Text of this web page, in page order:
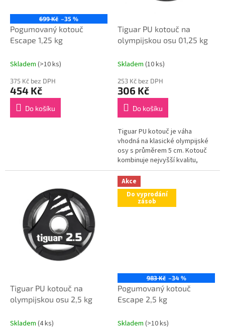
699 Kč –35 %
Pogumovaný kotouč
Escape 1,25 kg
Skladem (>10 ks)
375 Kč bez DPH
454 Kč
Do košíku
Tiguar PU kotouč na
olympijskou osu 01,25 kg
Skladem (10 ks)
253 Kč bez DPH
306 Kč
Do košíku
Tiguar PU kotouč je váha
vhodná na klasické olympijské
osy s průměrem 5 cm. Kotouč
kombinuje nejvyšší kvalitu,
funkčnost a moderní design.
Tiguar PU kotouč na
olympijskou osu 2,5 kg
Skladem (4 ks)
Akce
Do vyprodání
zásob
983 Kč –34 %
Pogumovaný kotouč
Escape 2,5 kg
Skladem (>10 ks)